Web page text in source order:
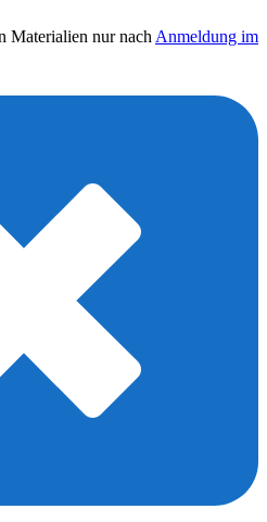
Materialien nur nach Anmeldung im